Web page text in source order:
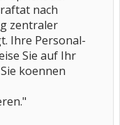
nach
zentraler
Ihre Personal-
Sie auf Ihr
koennen